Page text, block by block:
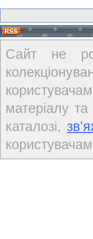
Сайт не
матеріалу
каталозі,